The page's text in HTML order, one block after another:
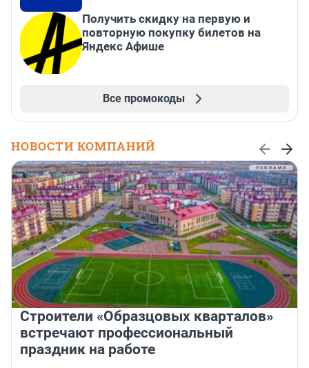
Получить скидку на первую и
повторную покупку билетов на
Яндекс Афише
Все промокоды
НОВОСТИ КОМПАНИЙ
Строители «Образцовых кварталов»
встречают профессиональный
праздник на работе